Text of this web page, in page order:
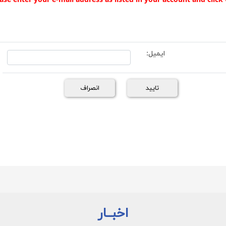
ایمیل:
اخبــار